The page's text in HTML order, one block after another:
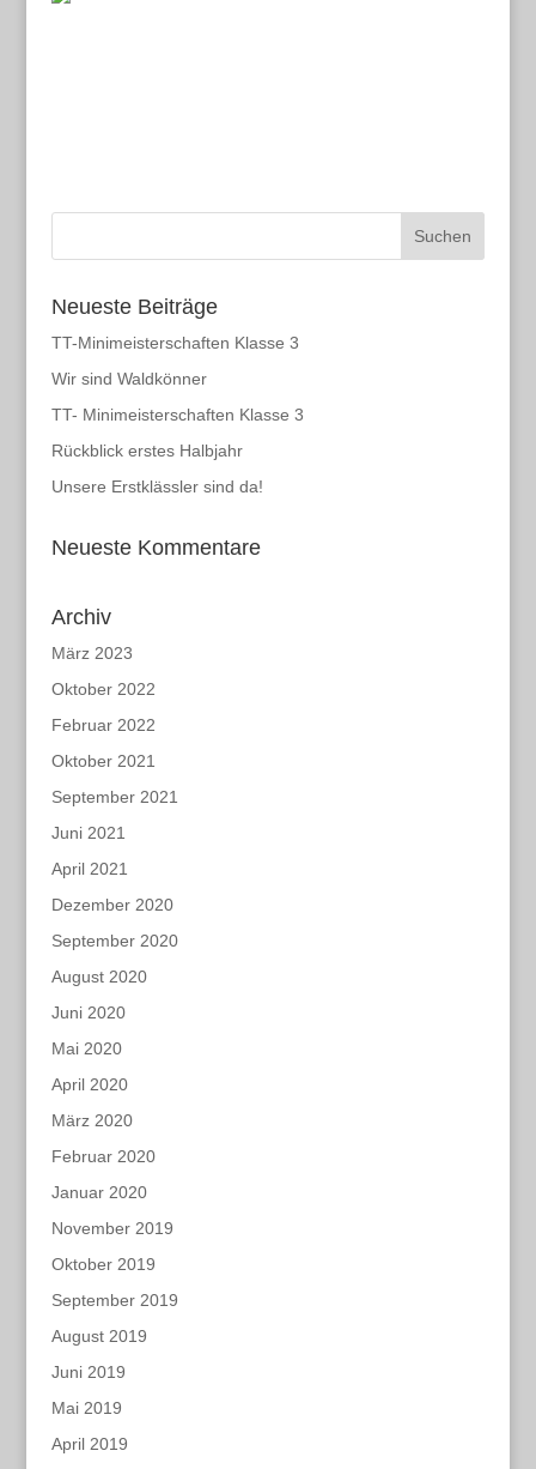
Neueste Beiträge
TT-Minimeisterschaften Klasse 3
Wir sind Waldkönner
TT- Minimeisterschaften Klasse 3
Rückblick erstes Halbjahr
Unsere Erstklässler sind da!
Neueste Kommentare
Archiv
März 2023
Oktober 2022
Februar 2022
Oktober 2021
September 2021
Juni 2021
April 2021
Dezember 2020
September 2020
August 2020
Juni 2020
Mai 2020
April 2020
März 2020
Februar 2020
Januar 2020
November 2019
Oktober 2019
September 2019
August 2019
Juni 2019
Mai 2019
April 2019